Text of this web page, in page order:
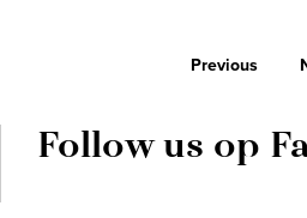
Beheer die ons team komt versterken.
Previous
Follow us op